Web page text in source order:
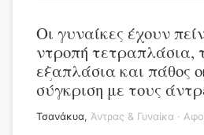
Οι γυναίκες έχουν
ντροπή τετραπλάσια,
εξαπλάσια και πάθος
σύγκριση με τους
Τσανάκυα, Άντρας & Γυναίκα ·